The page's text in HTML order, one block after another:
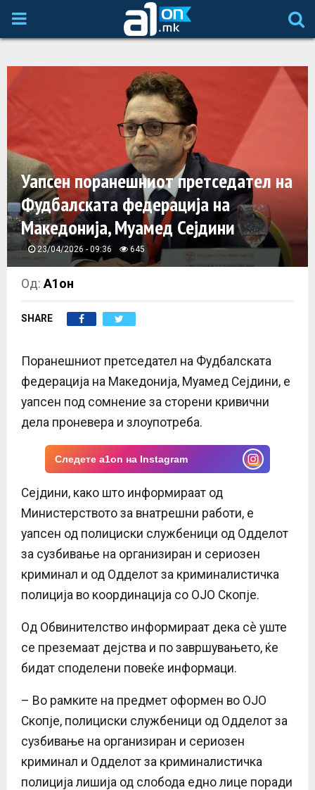
P
M
A
R
Y
M
E
N
U
Уапсен поранешниот претседател на
Фудбалската федерација на
Македонија, Муамед Сејдини
23/04/2026 - 09:36 645
Од:А1он
SHARE
Поранешниот претседател на Фудбалската
федерација на Македонија, Муамед Сејдини, е
уапсен под сомнение за сторени кривични
дела проневера и злоупотреба.
Следете a1on на Instagram
Сејдини, како што информираат од
Министерството за внатрешни работи, е
уапсен од полициски службеници од Одделот
за сузбивање на организиран и сериозен
криминал и од Одделот за криминалистичка
полиција во координација со ОЈО Скопје.
Од Обвинителство информираат дека сè уште
се преземаат дејства и по завршувањето, ќе
бидат споделени повеќе информаци.
– Во рамките на предмет оформен во ОЈО
Скопје, полициски службеници од Одделот за
сузбивање на организиран и сериозен
криминал и Одделот за криминалистичка
полиција лишија од слобода едно лице поради